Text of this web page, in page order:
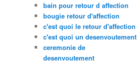
bain pour retour d affection
bougie retour d'affection
c'est quoi le retour d'affection
c'est quoi un desenvoutement
ceremonie de
desenvoutement